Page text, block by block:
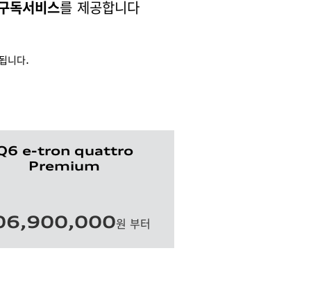
서비스를 제공합니다
니다.
e-tron quattro
Premium
원 부터